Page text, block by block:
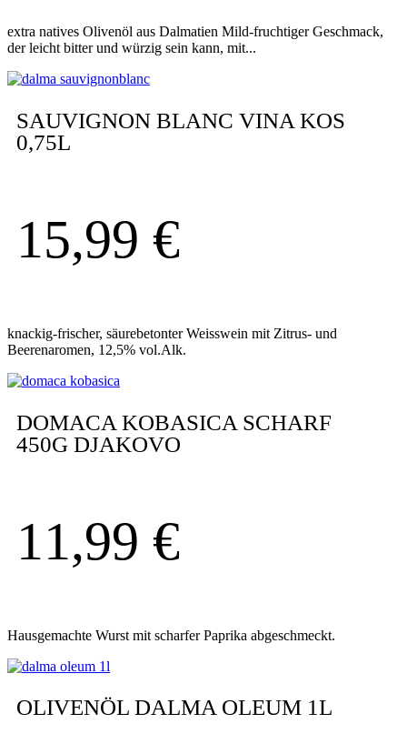
extra natives Olivenöl aus Dalmatien Mild-fruchtiger Geschmack,
der leicht bitter und würzig sein kann, mit...
SAUVIGNON BLANC VINA KOS
0,75L
15,99 €
knackig-frischer, säurebetonter Weisswein mit Zitrus- und
Beerenaromen, 12,5% vol.Alk.
DOMACA KOBASICA SCHARF
450G DJAKOVO
11,99 €
Hausgemachte Wurst mit scharfer Paprika abgeschmeckt.
OLIVENÖL DALMA OLEUM 1L